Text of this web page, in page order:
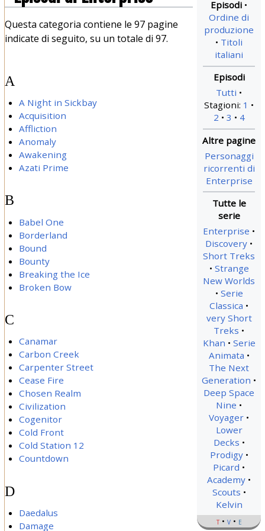
Episodi
Ordine di
produzione
Titoli
italiani
Tutti
Stagioni: 1
2
3 4
Personaggi
ricorrenti di
Enterprise
Enterprise
Discovery
Short Treks
Strange
New Worlds
Serie
Classica
very Short
Treks
Khan
Serie
Animata
The Next
Generation
Deep Space
Nine
Voyager
Lower
Decks
Prodigy
Picard
Academy
Scouts
Kelvin
t v e
Questa categoria contiene le 97 pagine
indicate di seguito, su un totale di 97.
A
A Night in Sickbay
Acquisition
Affliction
Anomaly
Awakening
Azati Prime
B
Babel One
Borderland
Bound
Bounty
Breaking the Ice
Broken Bow
C
Canamar
Carbon Creek
Carpenter Street
Cease Fire
Chosen Realm
Civilization
Cogenitor
Cold Front
Cold Station 12
Countdown
D
Daedalus
Damage